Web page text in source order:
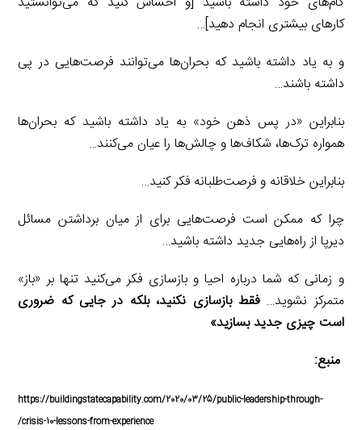
کارهای بیشتری انجام دهید]…
و به یاد داشته باشید که بحران‌ها می‌توانند فرصت‌هایی در پی
داشته باشند…
بنابراین «در پس ذهن خود» به یاد داشته باشید که بحران‌ها
همواره ترک‌ها، شکاف‌ها و چالش‌ها را عیان می‌کنند…
بنابراین خلاقانه و فرصت‌طلبانه فکر کنید…
چرا که ممکن است فرصت‌هایی برای از میان برداشتن مسائل
دیرپا از راه‌هایی جدید داشته باشید…
و زمانی که شما درباره احیا و بازسازی فکر می‌کنید تنها بر «باز»
متمرکز نشوید…فقط بازسازی نکنید، بلکه در جایی که ضروری
است چیزی جدید بسازید»
منبع:
https://buildingstatecapability.com/2020/03/25/public-leadership-through-
crisis-10-lessons-from-experience/